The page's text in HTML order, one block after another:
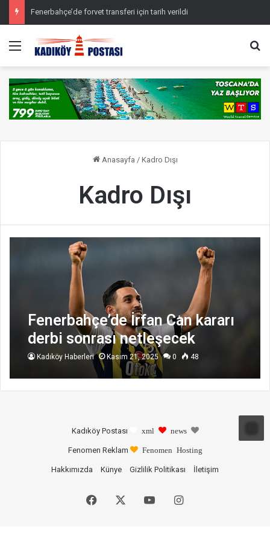
Fenerbahçe’de forvet transferi için tarih verildi
Menü
Anasayfa / Kadro Dışı
Kadro Dışı
Fenerbahçe’de İrfan Can kararı
derbi sonrası netleşecek
Kadıköy Haberleri Kasım 21, 2025 0 48
Kadıköy Postası xml news
Fenomen Reklam Fenomen Hosting
Hakkımızda Künye Gizlilik Politikası İletişim
Facebook YouTubeInstagram